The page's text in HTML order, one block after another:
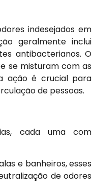
indesejados em
geralmente inclui
antibacterianos. O
se misturam com as
ação é crucial para
de pessoas.
cada uma com
e banheiros, esses
de odores